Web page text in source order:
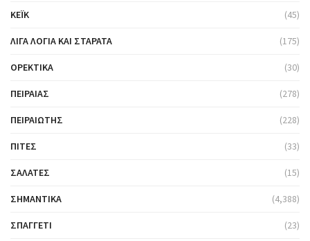
ΚΈΙΚ (45)
ΛΊΓΑ ΛΌΓΙΑ ΚΑΙ ΣΤΑΡΆΤΑ (175)
ΟΡΕΚΤΙΚΆ (30)
ΠΕΙΡΑΙΆΣ (278)
ΠΕΙΡΑΙΏΤΗΣ (228)
ΠΊΤΕΣ (33)
ΣΑΛΆΤΕΣ (15)
ΣΗΜΑΝΤΙΚΆ (4,388)
ΣΠΑΓΓΈΤΙ (23)